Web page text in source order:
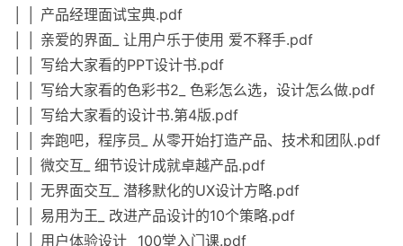
│ │ 产品经理面试宝典.pdf
│ │ 亲爱的界面_ 让用户乐于使用 爱不释手.pdf
│ │ 写给大家看的PPT设计书.pdf
│ │ 写给大家看的色彩书2_ 色彩怎么选，设计怎么做.pdf
│ │ 写给大家看的设计书.第4版.pdf
│ │ 奔跑吧，程序员_ 从零开始打造产品、技术和团队.pdf
│ │ 微交互_ 细节设计成就卓越产品.pdf
│ │ 无界面交互_ 潜移默化的UX设计方略.pdf
│ │ 易用为王_ 改进产品设计的10个策略.pdf
│ │ 用户体验设计_ 100堂入门课.pdf